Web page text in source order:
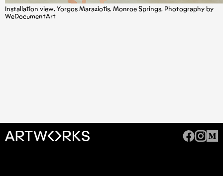
Installation view, Yorgos Maraziotis, Monroe Springs, Photography by
WeDocumentArt